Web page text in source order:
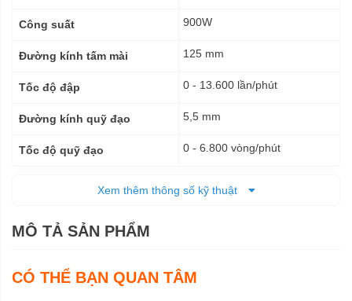
Công suất 900W
Đường kính tấm mài 125 mm
Tốc độ đập 0 - 13.600 lần/phút
Đường kính quỹ đạo 5,5 mm
Tốc độ quỹ đạo 0 - 6.800 vòng/phút
Trọng lượng tịnh 2,8 kg - 3,0 kg
Xem thêm thông số kỹ thuật
MÔ TẢ SẢN PHẨM
CÓ THỂ BẠN QUAN TÂM